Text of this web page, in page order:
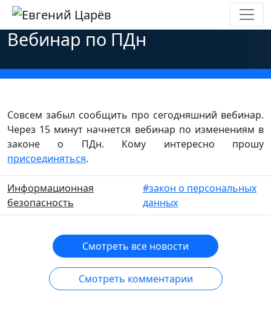
Главная»Новости»Проверки регуляторов
Вебинар по ПДн
Совсем забыл сообщить про сегодняшний вебинар.
Через 15 минут начнется вебинар по изменениям в
законе о ПДн. Кому интересно прошу
присоединяться.
Информационная
безопасность
#закон о персональных
данных
Смотреть все новости
Смотреть комментарии